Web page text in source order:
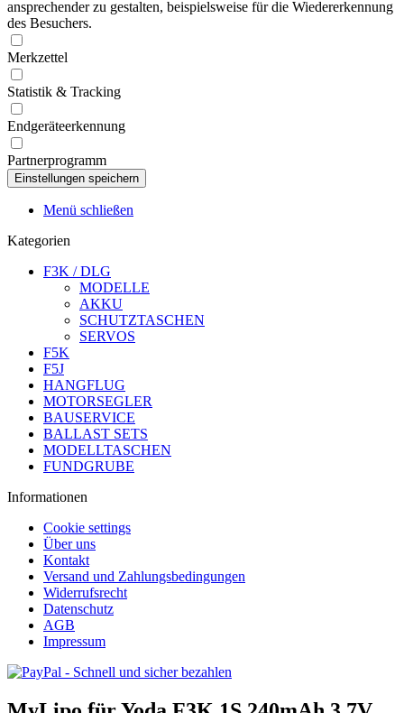
ansprechender zu gestalten, beispielsweise für die Wiedererkennung
des Besuchers.
Merkzettel
Statistik & Tracking
Endgeräteerkennung
Partnerprogramm
Menü schließen
Kategorien
F3K / DLG
MODELLE
AKKU
SCHUTZTASCHEN
SERVOS
F5K
F5J
HANGFLUG
MOTORSEGLER
BAUSERVICE
BALLAST SETS
MODELLTASCHEN
FUNDGRUBE
Informationen
Cookie settings
Über uns
Kontakt
Versand und Zahlungsbedingungen
Widerrufsrecht
Datenschutz
AGB
Impressum